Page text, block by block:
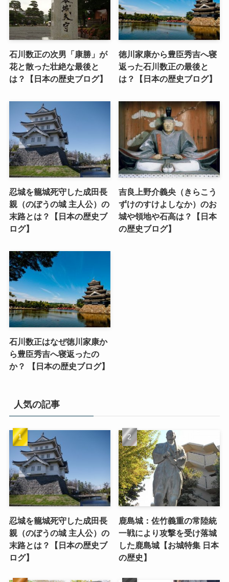
石川数正の次男「康勝」が
花と散った壮絶な最後と
は？【日本の歴史ブログ】
徳川家康から豊臣秀吉へ寝
返った石川数正の最後と
は？【日本の歴史ブログ】
忍城を籠城死守した成田長
親（のぼうの城 主人公）の
末路とは？【日本の歴史ブ
ログ】
吉良上野介義央（きらこう
ずけのすけよしなか）のお
城や領地や石高は？【日本
の歴史ブログ】
石川数正はなぜ徳川家康か
ら豊臣秀吉へ寝返ったの
か？ 【日本の歴史ブログ】
人気の記事
忍城を籠城死守した成田長
親（のぼうの城 主人公）の
末路とは？【日本の歴史ブ
ログ】
鹿島城：佐竹義重の常陸統
一戦により攻撃を受け落城
した鹿島城【お城特集 日本
の歴史】